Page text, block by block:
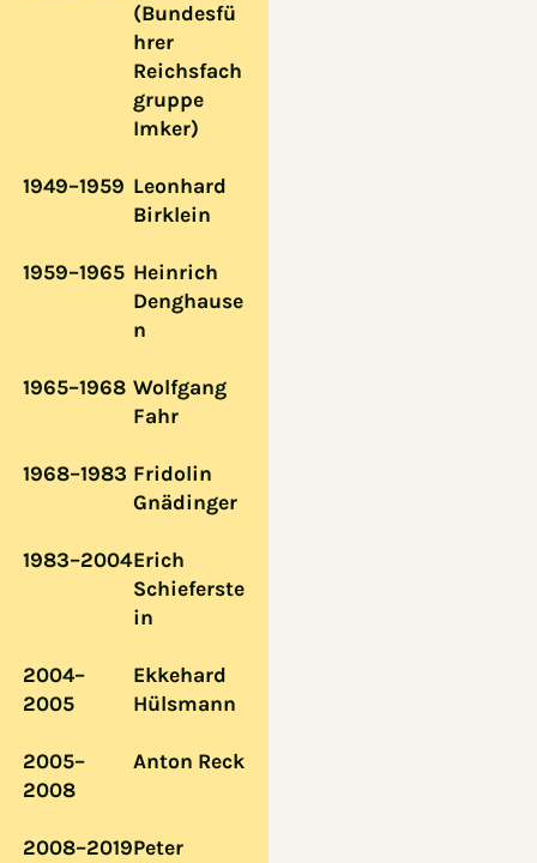
(Bundesfü
hrer
Reichsfach
gruppe
Imker)
1949–1959 Leonhard
Birklein
1959–1965 Heinrich
Denghause
n
1965–1968 Wolfgang
Fahr
1968–1983 Fridolin
Gnädinger
1983–2004Erich
Schieferste
in
2004–
2005
Ekkehard
Hülsmann
2005–
2008
Anton Reck
2008–2019Peter